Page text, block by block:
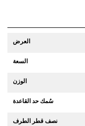
العرض
السعة
الوزن
سُمك حد القاعدة
نصف قطر الطرف